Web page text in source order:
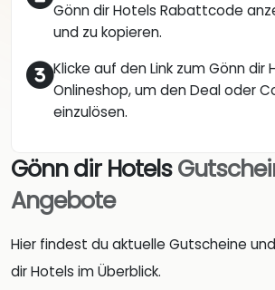
Gönn dir Hotels Rabattcode
und zu kopieren.
Klicke auf den Link zum Gönn dir
Onlineshop, um den Deal oder
einzulösen.
Gönn dir Hotels
Angebote
Hier findest du aktuelle Gutscheine
dir Hotels im Überblick.